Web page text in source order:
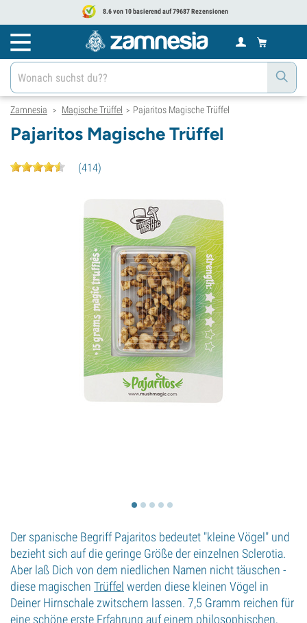
8.6 von 10 basierend auf 79687 Rezensionen
Zamnesia > Magische Trüffel > Pajaritos Magische Trüffel
Pajaritos Magische Trüffel
(414)
Der spanische Begriff Pajaritos bedeutet "kleine Vögel" und
bezieht sich auf die geringe Größe der einzelnen Sclerotia.
Aber laß Dich von dem niedlichen Namen nicht täuschen -
diese magischen Trüffel werden diese kleinen Vögel in
Deiner Hirnschale zwitschern lassen. 7,5 Gramm reichen für
eine schöne erste Erfahrung auf einem philosophischen,